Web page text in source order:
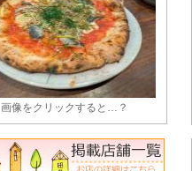
画像をクリックすると…？